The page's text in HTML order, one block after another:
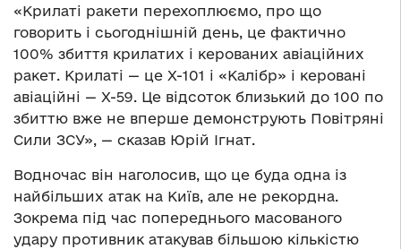
«Крилаті ракети перехоплюємо, про що
говорить і сьогоднішній день, це фактично
100% збиття крилатих і керованих авіаційних
ракет. Крилаті — це Х-101 і «Калібр» і керовані
авіаційні — Х-59. Це відсоток близький до 100 по
збиттю вже не вперше демонструють Повітряні
Сили ЗСУ», — сказав Юрій Ігнат.
Водночас він наголосив, що це буда одна із
найбільших атак на Київ, але не рекордна.
Зокрема під час попереднього масованого
удару противник атакував більшою кількістю